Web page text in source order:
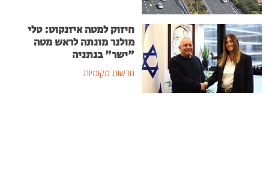
חיזוק למטה איזנקוט: טלי
מולנר מונתה לראש מטה
"ישר" בנתניה
חדשות מקומיות